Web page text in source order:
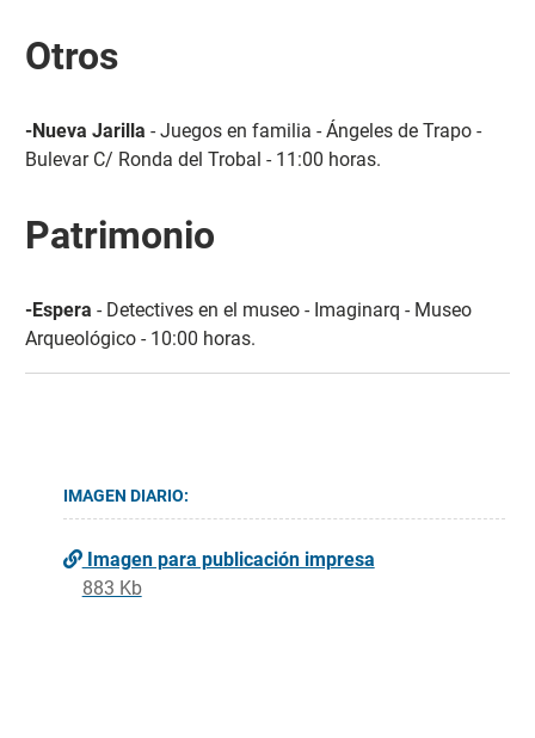
Otros
-Nueva Jarilla - Juegos en familia - Ángeles de Trapo -
Bulevar C/ Ronda del Trobal - 11:00 horas.
Patrimonio
-Espera - Detectives en el museo - Imaginarq - Museo
Arqueológico - 10:00 horas.
IMAGEN DIARIO:
Imagen para publicación impresa
883 Kb